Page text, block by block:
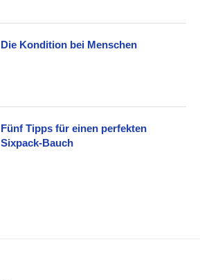
Die Kondition bei Menschen
Fünf Tipps für einen perfekten
Sixpack-Bauch